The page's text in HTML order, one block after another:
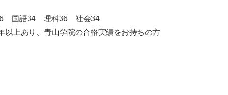
36 国語34 理科36 社会34
以上あり、青山学院の合格実績をお持ちの方